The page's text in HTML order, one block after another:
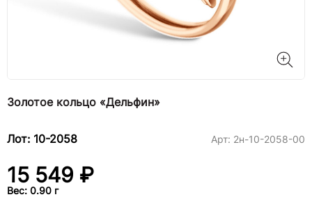
Золотое кольцо «Дельфин»
Лот: 10-2058 Арт: 2н-10-2058-00
15 549 ₽
Вес: 0.90 г